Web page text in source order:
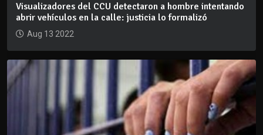
Visualizadores del CCU detectaron a hombre intentando
abrir vehículos en la calle: justicia lo formalizó
Aug 13 2022